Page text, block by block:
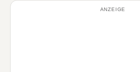
ANZEIGE